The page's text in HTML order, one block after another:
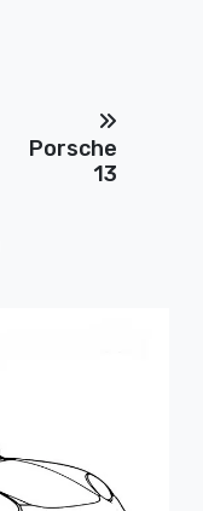
Porsche
13